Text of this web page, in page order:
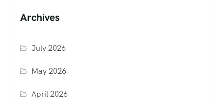
Archives
July 2026
May 2026
April 2026